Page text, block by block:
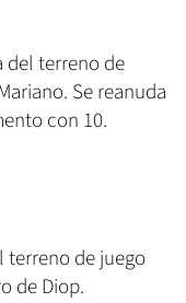
del terreno de
Se reanuda
con 10.
terreno de juego
de Diop.